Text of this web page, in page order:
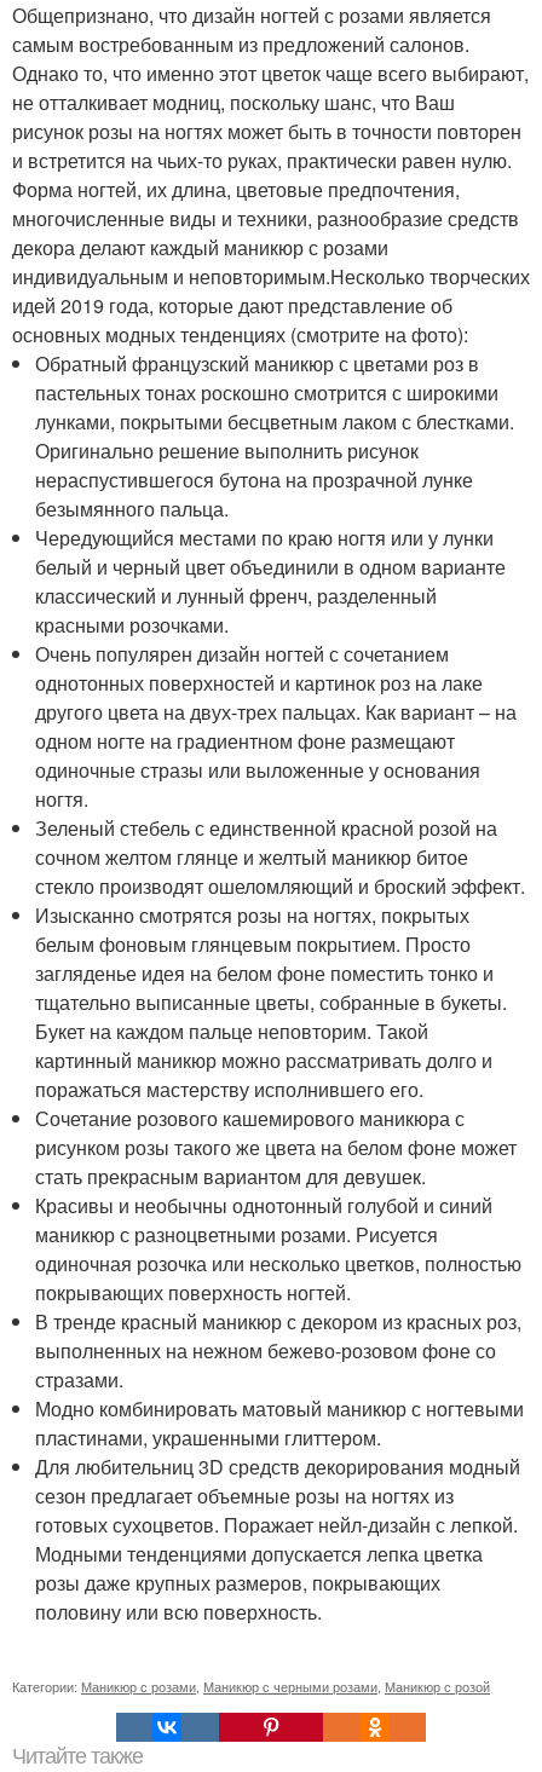
Общепризнано, что дизайн ногтей с розами является
самым востребованным из предложений салонов.
Однако то, что именно этот цветок чаще всего выбирают,
не отталкивает модниц, поскольку шанс, что Ваш
рисунок розы на ногтях может быть в точности повторен
и встретится на чьих-то руках, практически равен нулю.
Форма ногтей, их длина, цветовые предпочтения,
многочисленные виды и техники, разнообразие средств
декора делают каждый маникюр с розами
индивидуальным и неповторимым.Несколько творческих
идей 2019 года, которые дают представление об
основных модных тенденциях (смотрите на фото):
Обратный французский маникюр с цветами роз в
пастельных тонах роскошно смотрится с широкими
лунками, покрытыми бесцветным лаком с блестками.
Оригинально решение выполнить рисунок
нераспустившегося бутона на прозрачной лунке
безымянного пальца.
Чередующийся местами по краю ногтя или у лунки
белый и черный цвет объединили в одном варианте
классический и лунный френч, разделенный
красными розочками.
Очень популярен дизайн ногтей с сочетанием
однотонных поверхностей и картинок роз на лаке
другого цвета на двух-трех пальцах. Как вариант – на
одном ногте на градиентном фоне размещают
одиночные стразы или выложенные у основания
ногтя.
Зеленый стебель с единственной красной розой на
сочном желтом глянце и желтый маникюр битое
стекло производят ошеломляющий и броский эффект.
Изысканно смотрятся розы на ногтях, покрытых
белым фоновым глянцевым покрытием. Просто
загляденье идея на белом фоне поместить тонко и
тщательно выписанные цветы, собранные в букеты.
Букет на каждом пальце неповторим. Такой
картинный маникюр можно рассматривать долго и
поражаться мастерству исполнившего его.
Сочетание розового кашемирового маникюра с
рисунком розы такого же цвета на белом фоне может
стать прекрасным вариантом для девушек.
Красивы и необычны однотонный голубой и синий
маникюр с разноцветными розами. Рисуется
одиночная розочка или несколько цветков, полностью
покрывающих поверхность ногтей.
В тренде красный маникюр с декором из красных роз,
выполненных на нежном бежево-розовом фоне со
стразами.
Модно комбинировать матовый маникюр с ногтевыми
пластинами, украшенными глиттером.
Для любительниц 3D средств декорирования модный
сезон предлагает объемные розы на ногтях из
готовых сухоцветов. Поражает нейл-дизайн с лепкой.
Модными тенденциями допускается лепка цветка
розы даже крупных размеров, покрывающих
половину или всю поверхность.
Категории: Маникюр с розами, Маникюр с черными розами, Маникюр с розой
Читайте также